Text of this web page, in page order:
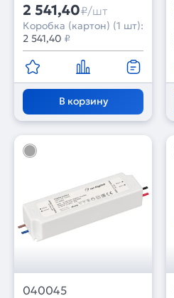
2 541,40₽/шт
Коробка (картон) (1 шт):
2 541,40 ₽
В корзину
040045